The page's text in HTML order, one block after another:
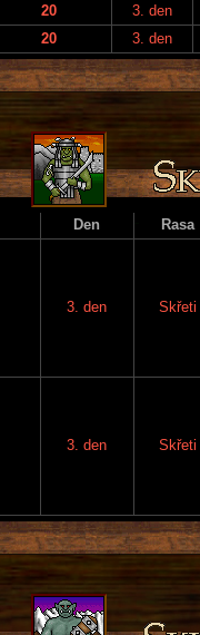
20
3. den
20 3. den
Den Rasa
3. den Skřeti
3. den Skřeti